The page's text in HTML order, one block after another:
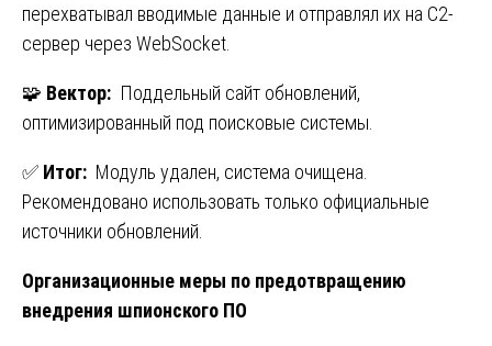
перехватывал вводимые данные и отправлял их на C2-
сервер через WebSocket.
🧩 Вектор: Поддельный сайт обновлений,
оптимизированный под поисковые системы.
✅ Итог: Модуль удален, система очищена.
Рекомендовано использовать только официальные
источники обновлений.
Организационные меры по предотвращению
внедрения шпионского ПО